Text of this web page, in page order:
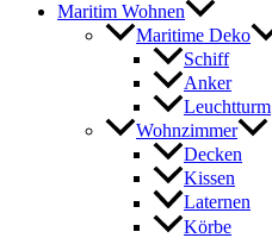
Maritim Wohnen
Maritime Deko
Schiff
Anker
Leuchtturm
Wohnzimmer
Decken
Kissen
Laternen
Körbe